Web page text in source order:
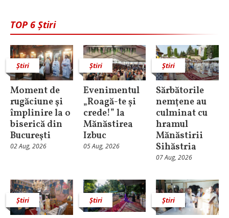
TOP 6 Știri
Știri
Moment de
rugăciune şi
împlinire la o
biserică din
Bucureşti
02 Aug, 2026
Știri
Evenimentul
„Roagă-te și
crede!” la
Mănăstirea
Izbuc
05 Aug, 2026
Știri
Sărbătorile
nemţene au
culminat cu
hramul
Mănăstirii
Sihăstria
07 Aug, 2026
Știri Știri Știri